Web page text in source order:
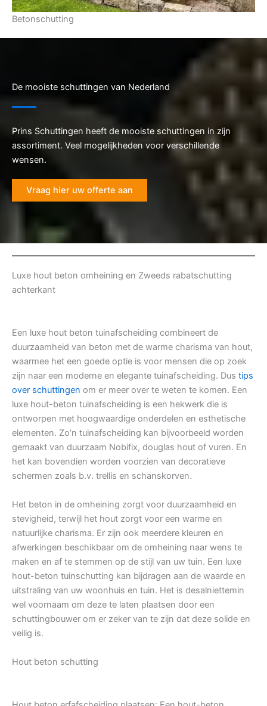
Betonschutting
De mooiste schuttingen van Nederland
Prins Schuttingen heeft de mooiste schuttingen in zijn
assortiment. Veel mogelijkheden voor verschillende
wensen.
Vraag hier uw offerte aan
Luxe hout beton omheining en Zweeds rabatschutting
achterkant
Een luxe hout beton tuinafscheiding combineert de
duurzaamheid van beton met de warme charisma van hout,
waarmee het een goede optie is voor mensen die op zoek
zijn naar een moderne en elegante tuinafscheiding. Dus tips
over schuttingen om er meer over te weten te komen. Een
luxe hout-beton tuinafscheiding is een hekwerk die is
ontworpen met hoogwaardige onderdelen en esthetische
elementen. Zo’n tuinafscheiding kan bijvoorbeeld worden
gemaakt van duurzaam Nobifix, douglas hout of vuren. En
het kan bovendien worden voorzien van decoratieve
schermen zoals b.v. trellis en schanskorven.
Het beton in de omheining zorgt voor duurzaamheid en
stevigheid, terwijl het hout zorgt voor een warme en
natuurlijke charisma. Er zijn ook meerdere kleuren en
afwerkingen beschikbaar om de omheining naar wens te
maken en af te stemmen op de stijl van uw tuin. Een luxe
hout-beton tuinschutting kan bijdragen aan de waarde en
uitstraling van uw woonhuis en tuin. Het is desalniettemin
wel voornaam om deze te laten plaatsen door een
schuttingbouwer om er zeker van te zijn dat deze solide en
veilig is.
Hout beton schutting